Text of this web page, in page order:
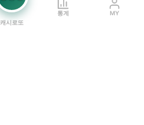
캐시로또
통계 MY